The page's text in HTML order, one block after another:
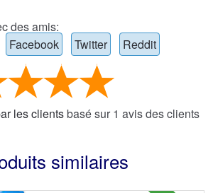
des amis:
Facebook Twitter Reddit
les clientsbasé sur 1 avis des clients
similaires